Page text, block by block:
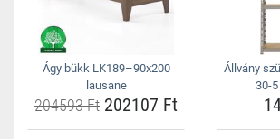
Ágy bükk LK189–90x200
lausane
204593 Ft 202107 Ft
Állvány
30-